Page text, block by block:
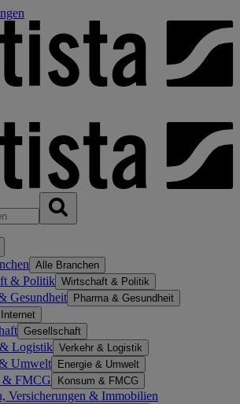
Alle Branchen
& Politik Wirtschaft & Politik
Gesundheit Pharma & Gesundheit
Internet
Gesellschaft
Logistik Verkehr & Logistik
Umwelt Energie & Umwelt
& FMCG Konsum & FMCG
Versicherungen & Immobilien